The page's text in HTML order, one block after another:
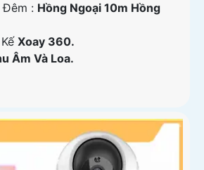
Đêm : Hồng Ngoại 10m Hồng
Xoay 360.
Âm Và Loa.